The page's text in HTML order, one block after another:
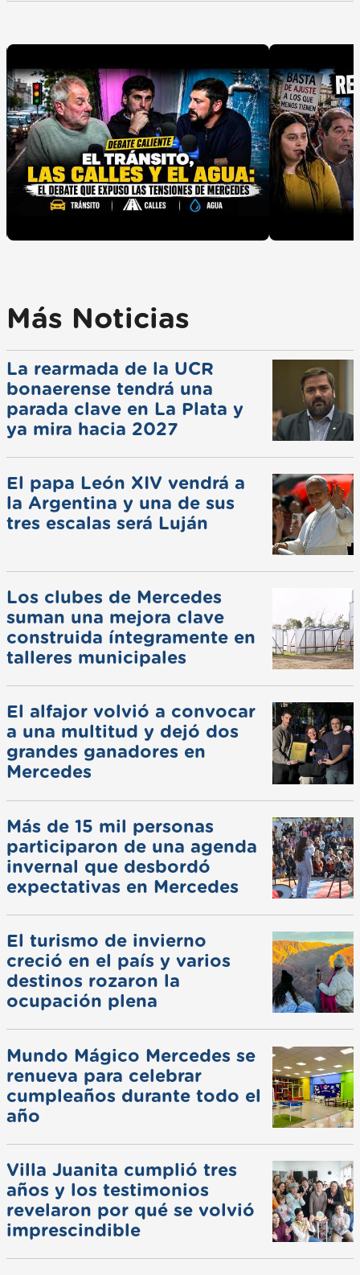
Más Noticias
La rearmada de la UCR
bonaerense tendrá una
parada clave en La Plata y
ya mira hacia 2027
El papa León XIV vendrá a
la Argentina y una de sus
tres escalas será Luján
Los clubes de Mercedes
suman una mejora clave
construida íntegramente en
talleres municipales
El alfajor volvió a convocar
a una multitud y dejó dos
grandes ganadores en
Mercedes
Más de 15 mil personas
participaron de una agenda
invernal que desbordó
expectativas en Mercedes
El turismo de invierno
creció en el país y varios
destinos rozaron la
ocupación plena
Mundo Mágico Mercedes se
renueva para celebrar
cumpleaños durante todo el
año
Villa Juanita cumplió tres
años y los testimonios
revelaron por qué se volvió
imprescindible